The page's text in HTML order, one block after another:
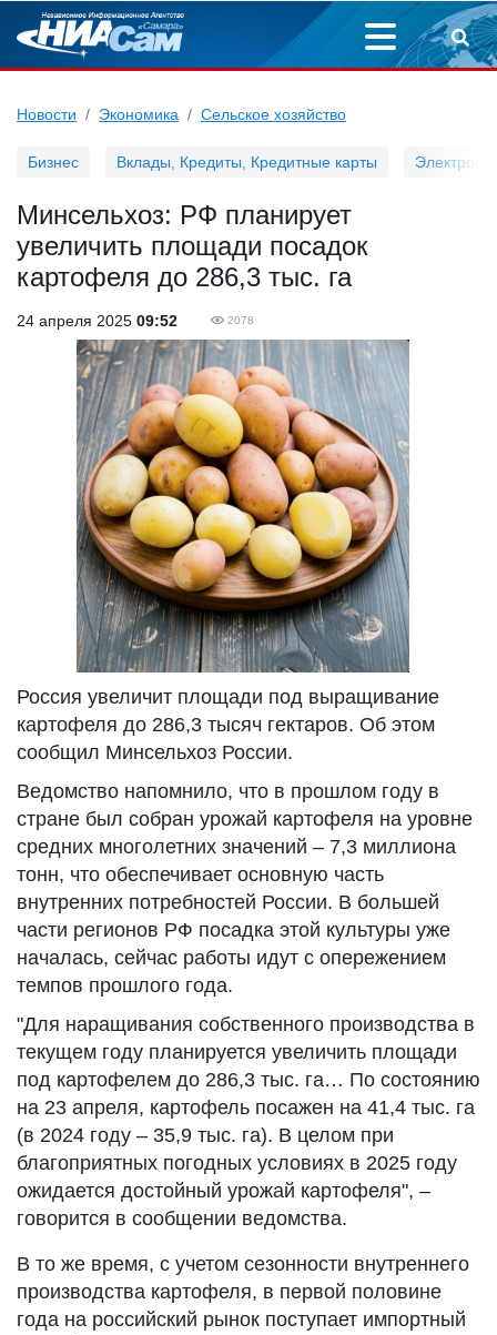
Новости Экономика Сельское хозяйство
Бизнес Вклады, Кредиты, Кредитные карты
Минсельхоз: РФ планирует
увеличить площади посадок
картофеля до 286,3 тыс. га
24 апреля 2025 09:52 2078
Россия увеличит площади под выращивание
картофеля до 286,3 тысяч гектаров. Об этом
сообщил Минсельхоз России.
Ведомство напомнило, что в прошлом году в
стране был собран урожай картофеля на уровне
средних многолетних значений – 7,3 миллиона
тонн, что обеспечивает основную часть
внутренних потребностей России. В большей
части регионов РФ посадка этой культуры уже
началась, сейчас работы идут с опережением
темпов прошлого года.
"Для наращивания собственного производства в
текущем году планируется увеличить площади
под картофелем до 286,3 тыс. га… По состоянию
на 23 апреля, картофель посажен на 41,4 тыс. га
(в 2024 году – 35,9 тыс. га). В целом при
благоприятных погодных условиях в 2025 году
ожидается достойный урожай картофеля", –
говорится в сообщении ведомства.
В то же время, с учетом сезонности внутреннего
производства картофеля, в первой половине
года на российский рынок поступает импортный